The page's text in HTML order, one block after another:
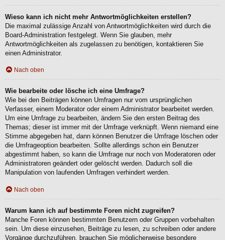
Wieso kann ich nicht mehr Antwortmöglichkeiten erstellen?
Die maximal zulässige Anzahl von Antwortmöglichkeiten wird durch die
Board-Administration festgelegt. Wenn Sie glauben, mehr
Antwortmöglichkeiten als zugelassen zu benötigen, kontaktieren Sie
einen Administrator.
Nach oben
Wie bearbeite oder lösche ich eine Umfrage?
Wie bei den Beiträgen können Umfragen nur vom ursprünglichen
Verfasser, einem Moderator oder einem Administrator bearbeitet werden.
Um eine Umfrage zu bearbeiten, ändern Sie den ersten Beitrag des
Themas; dieser ist immer mit der Umfrage verknüpft. Wenn niemand eine
Stimme abgegeben hat, dann können Benutzer die Umfrage löschen oder
die Umfrageoption bearbeiten. Sollte allerdings schon ein Benutzer
abgestimmt haben, so kann die Umfrage nur noch von Moderatoren oder
Administratoren geändert oder gelöscht werden. Dadurch soll die
Manipulation von laufenden Umfragen verhindert werden.
Nach oben
Warum kann ich auf bestimmte Foren nicht zugreifen?
Manche Foren können bestimmten Benutzern oder Gruppen vorbehalten
sein. Um diese einzusehen, Beiträge zu lesen, zu schreiben oder andere
Vorgänge durchzuführen, brauchen Sie möglicherweise besondere